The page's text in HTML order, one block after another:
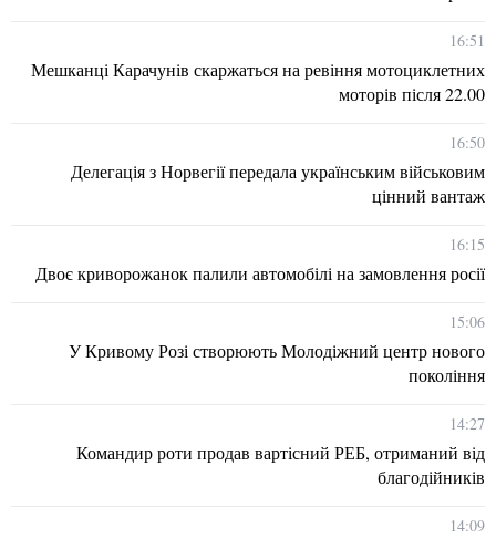
16:51
Мешканці Карачунів скаржаться на ревіння мотоциклетних
моторів після 22.00
16:50
Делегація з Норвегії передала українським військовим
цінний вантаж
16:15
Двоє криворожанок палили автомобілі на замовлення росії
15:06
У Кривому Розі створюють Молодіжний центр нового
покоління
14:27
Командир роти продав вартісний РЕБ, отриманий від
благодійників
14:09